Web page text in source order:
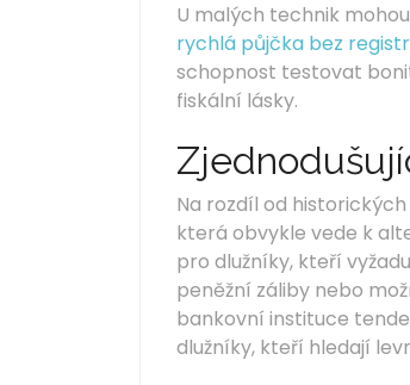
U malých technik
rychlá půjčka bez
schopnost testovat
fiskální lásky.
Na rozdíl od
která obvykle vede k
pro dlužníky, kteří
peněžní záliby nebo
bankovní instituce
dlužníky, kteří hledají